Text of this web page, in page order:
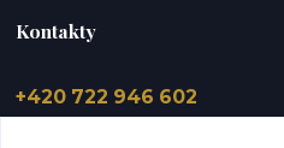
Kontakty
+420 722 946 602